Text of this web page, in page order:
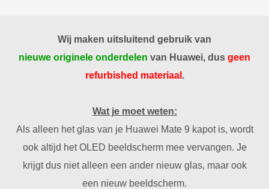
Wij maken uitsluitend gebruik van
nieuwe originele onderdelen van Huawei, dus geen
refurbished materiaal .
Wat je moet weten:
Als alleen het glas van je Huawei Mate 9 kapot is, wordt
ook altijd het OLED beeldscherm mee vervangen. Je
krijgt dus niet alleen een ander nieuw glas, maar ook
een nieuw beeldscherm.